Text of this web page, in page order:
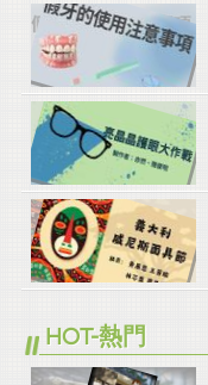
HOT-熱門